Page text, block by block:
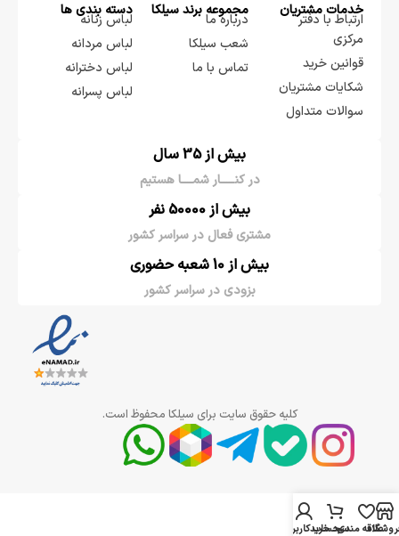
خدمات مشتریان
ارتباط با دفتر
مرکزی
قوانین خرید
شکایات مشتریان
سوالات متداول
مجموعه برند سيلكا
درباره ما
شعب سیلکا
تماس با ما
دسته بندی ها
لباس زنانه
لباس مردانه
لباس دخترانه
لباس پسرانه
بیش از 35 سال
در کنـــــار شمــــا هستیم
بیش از 50000 نفر
مشتری فعال در سراسر کشور
بیش از 10 شعبه حضوری
بزودی در سراسر کشور
کلیه حقوق سایت برای سیلکا محفوظ است.
علاقه مندیسبد خرید
حساب کاربری من